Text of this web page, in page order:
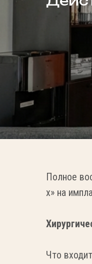
Полное
х» на
Что